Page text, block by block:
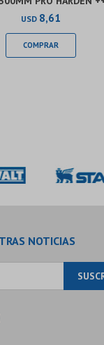
USD 8,61
NOTICIAS